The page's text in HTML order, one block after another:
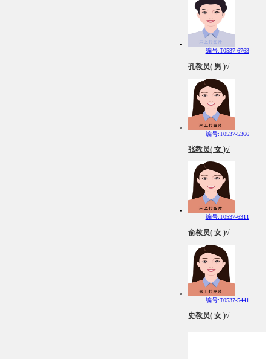
编号:T0537-6763
孔教员( 男 )√
编号:T0537-5366
张教员( 女 )√
编号:T0537-6311
俞教员( 女 )√
编号:T0537-5441
史教员( 女 )√